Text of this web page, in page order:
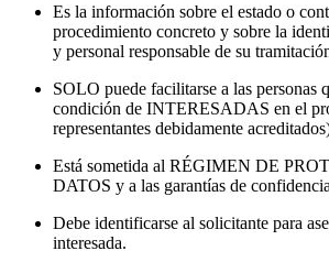
Es la información sobre el estado o
procedimiento concreto y sobre la
y personal responsable de su
SOLO puede facilitarse a las personas
condición de INTERESADAS en el
representantes debidamente
Está sometida al RÉGIMEN DE
DATOS y a las garantías de
Debe identificarse al solicitante para
interesada.